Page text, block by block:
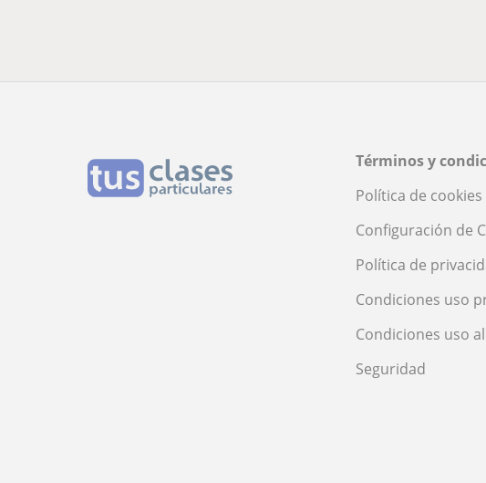
Términos y
Política de cookies
Configuración de
Política de
Condiciones uso
Condiciones uso
Seguridad